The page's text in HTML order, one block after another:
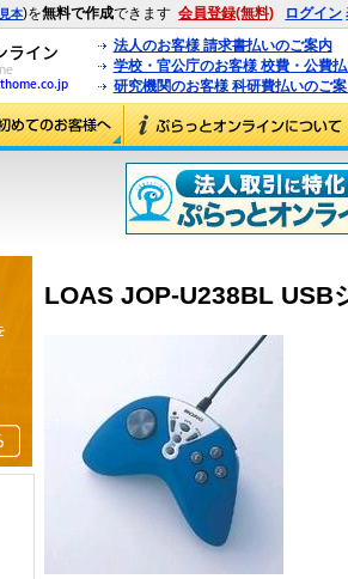
見本)を無料で作成できます 会員登録(無料) ログイン
法人のお客様 請求書払いのご案内
学校・官公庁のお客様 校費・公費
研究機関のお客様 科研費払いのご
LOAS JOP-U238BL USB